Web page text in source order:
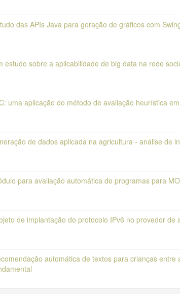
das APIs Java para geração de gráficos com
estudo sobre a aplicabilidade de big data na rede
uma aplicação do método de avaliação heurística
de dados aplicada na agricultura - análise de
para avaliação automática de programas para
de implantação do protocolo IPv6 no provedor de
automática de textos para crianças